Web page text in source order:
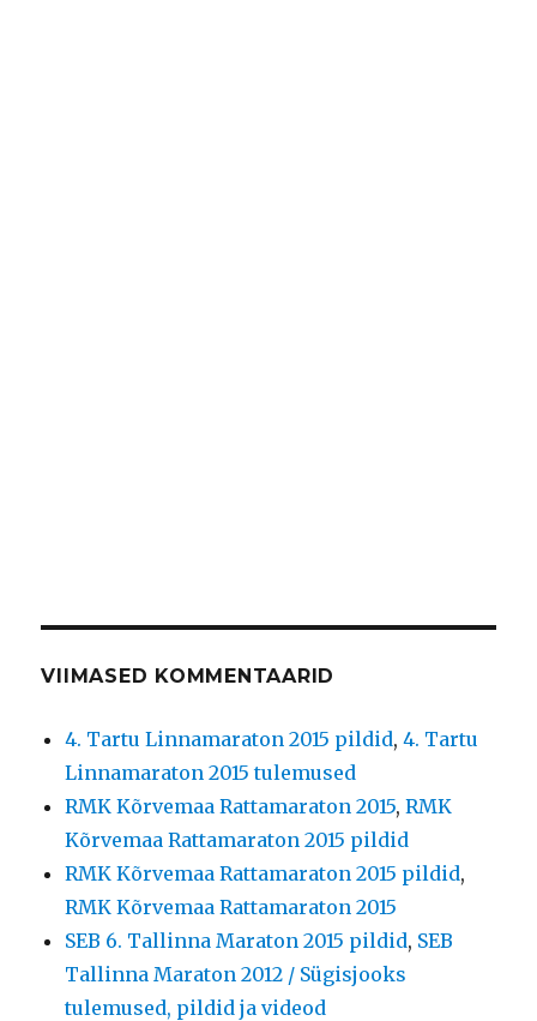
VIIMASED KOMMENTAARID
4. Tartu Linnamaraton 2015 pildid,4. Tartu
Linnamaraton 2015 tulemused
RMK Kõrvemaa Rattamaraton 2015,RMK
Kõrvemaa Rattamaraton 2015 pildid
RMK Kõrvemaa Rattamaraton 2015 pildid,
RMK Kõrvemaa Rattamaraton 2015
SEB 6. Tallinna Maraton 2015 pildid, SEB
Tallinna Maraton 2012 / Sügisjooks
tulemused, pildid ja videod